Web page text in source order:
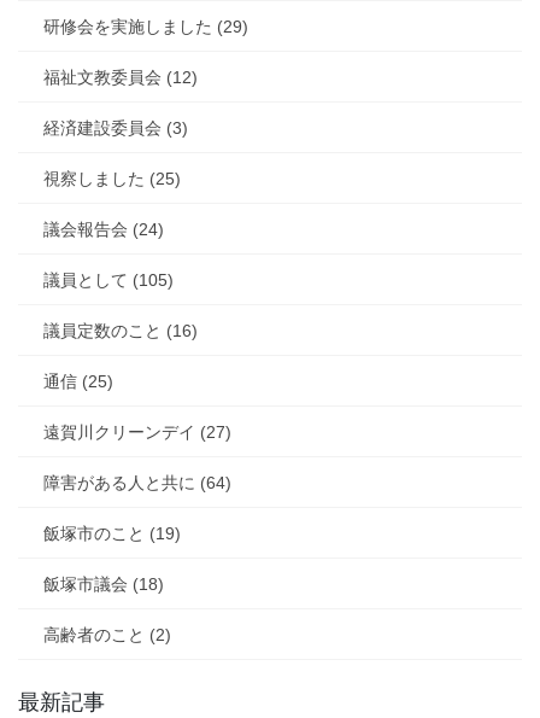
研修会を実施しました (29)
福祉文教委員会 (12)
経済建設委員会 (3)
視察しました (25)
議会報告会 (24)
議員として (105)
議員定数のこと (16)
通信 (25)
遠賀川クリーンデイ (27)
障害がある人と共に (64)
飯塚市のこと (19)
飯塚市議会 (18)
高齢者のこと (2)
最新記事